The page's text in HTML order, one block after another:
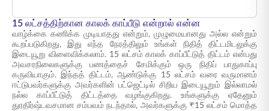
15 லட்சத்திற்கான காலக் காப்பீடு என்றால் என்ன
வாழ்க்கை கணிக்க முடியாதது என்றும், முழுமையானது அல்ல என்றும்
கூறப்படுகிறது, இது எந்த நேரத்திலும் உங்கள் நிதித் திட்டமிடலுக்கு
இடையூறு விளைவிக்கலாம். 15 லட்சம் காலக் காப்பீட்டுத் திட்டம் என்பது
அவசரநிலைகளுக்கு பணத்தைச் சேமிக்கும் ஒரு நிதிப் பாதுகாப்பு
கருவியாகும். இந்தத் திட்டம், ஆண்டுக்கு 15 லட்சம் வரை வருமானம்
ஈட்டுபவர்களுக்கு அவர்களின் பட்ஜெட்டில் சிறிய இடையூறும் இல்லாமல்
நல்ல காப்பீட்டுத் திட்டத்தை வழங்குகிறது. உங்களுக்கு ஏதேனும்
துரதிர்ஷ்டவசமான சம்பவம் நடந்தால், அவர்களுக்கு ₹15 லட்சம் மொத்த